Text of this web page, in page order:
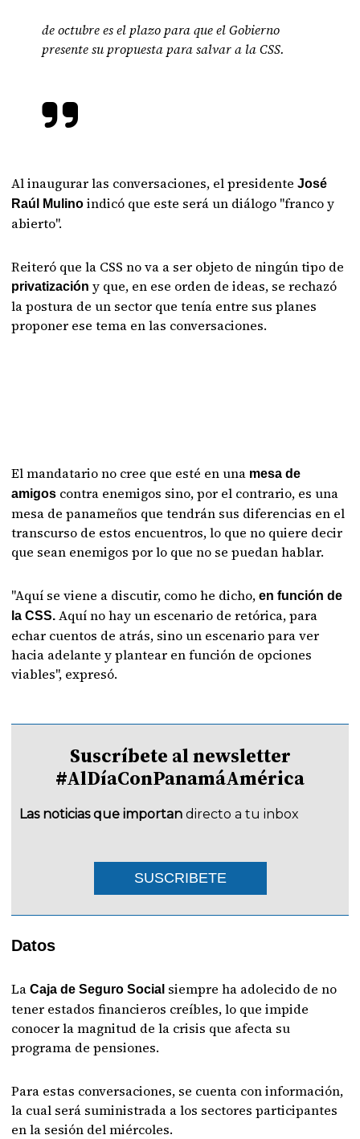
de octubre es el plazo para que el Gobierno
presente su propuesta para salvar a la CSS.
Al inaugurar las conversaciones, el presidenteJosé
Raúl Mulinoindicó que este será un diálogo "franco y
abierto".
Reiteró que la CSS no va a ser objeto de ningún tipo de
privatización y que, en ese orden de ideas, se rechazó
la postura de un sector que tenía entre sus planes
proponer ese tema en las conversaciones.
El mandatario no cree que esté en una mesa de
amigos contra enemigos sino, por el contrario, es una
mesa de panameños que tendrán sus diferencias en el
transcurso de estos encuentros, lo que no quiere decir
que sean enemigos por lo que no se puedan hablar.
"Aquí se viene a discutir, como he dicho, en función de
la CSS. Aquí no hay un escenario de retórica, para
echar cuentos de atrás, sino un escenario para ver
hacia adelante y plantear en función de opciones
viables", expresó.
Suscríbete al newsletter
#AlDíaConPanamáAmérica
Las noticias que importan directo a tu inbox
SUSCRIBETE
Datos
LaCaja de Seguro Social siempre ha adolecido de no
tener estados financieros creíbles, lo que impide
conocer la magnitud de la crisis que afecta su
programa de pensiones.
Para estas conversaciones, se cuenta con información,
la cual será suministrada a los sectores participantes
en la sesión del miércoles.